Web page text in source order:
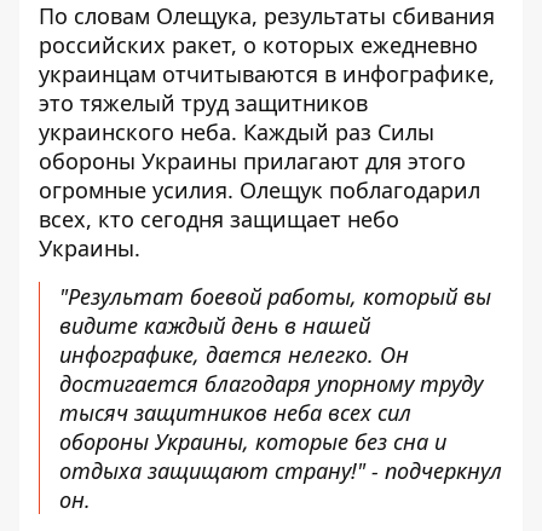
По словам Олещука, результаты сбивания
российских ракет, о которых ежедневно
украинцам отчитываются в инфографике,
это тяжелый труд защитников
украинского неба. Каждый раз Силы
обороны Украины прилагают для этого
огромные усилия. Олещук поблагодарил
всех, кто сегодня защищает небо
Украины.
"Результат боевой работы, который вы
видите каждый день в нашей
инфографике, дается нелегко. Он
достигается благодаря упорному труду
тысяч защитников неба всех сил
обороны Украины, которые без сна и
отдыха защищают страну!" - подчеркнул
он.